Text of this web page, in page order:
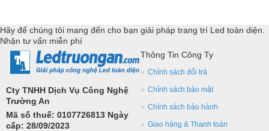
Hãy để chúng tôi mang đến cho bạn giải pháp trang trí Led toàn diện.
Nhận tư vấn miễn phí
Cty TNHH Dịch Vụ Công Nghệ
Trường An
Mã số thuế: 0107726813 Ngày
cấp: 28/09/2023
Thông Tin Công Ty
Chính sách đổi trả
Chính sách bảo mật
Chính sách bảo hành
Giao hàng & Thanh toán